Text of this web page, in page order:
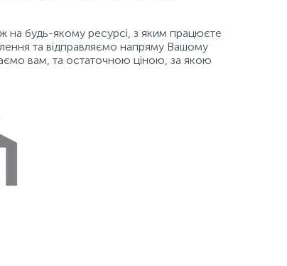
на будь-якому ресурсі, з яким працюєте
та відправляємо напряму Вашому
вам, та остаточною ціною, за якою